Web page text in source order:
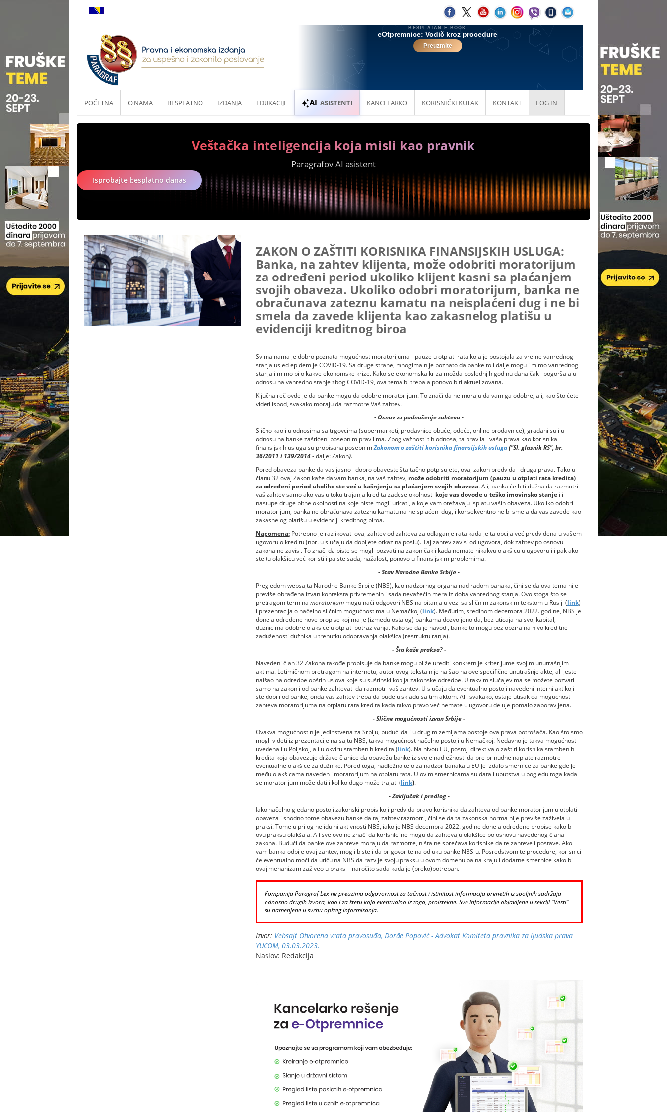
POČETNA O NAMA BESPLATNO IZDANJA EDUKACIJE ASISTENTI KANCELARKO KORISNIČKI KUTAK KONTAKT LOG IN
Veštačka inteligencija koja misli kao pravnik
Paragrafov AI asistent
Isprobajte besplatno danas
ZAKON O ZAŠTITI KORISNIKA FINANSIJSKIH USLUGA:
Banka, na zahtev klijenta, može odobriti moratorijum
za određeni period ukoliko klijent kasni sa plaćanjem
svojih obaveza. Ukoliko odobri moratorijum, banka ne
obračunava zateznu kamatu na neisplaćeni dug i ne bi
smela da zavede klijenta kao zakasnelog platišu u
evidenciji kreditnog biroa
Svima nama je dobro poznata mogućnost moratorijuma - pauze u otplati rata koja je postojala za vreme vanrednog
stanja usled epidemije COVID-19. Sa druge strane, mnogima nije poznato da banke to i dalje mogu i mimo vanrednog
stanja i mimo bilo kakve ekonomske krize. Kako se ekonomska kriza možda poslednjih godinu dana čak i pogoršala u
odnosu na vanredno stanje zbog COVID-19, ova tema bi trebala ponovo biti aktuelizovana.
Ključna reč ovde je da banke mogu da odobre moratorijum. To znači da ne moraju da vam ga odobre, ali, kao što ćete
videti ispod, svakako moraju da razmotre Vaš zahtev.
- Osnov za podnošenje zahteva -
Slično kao i u odnosima sa trgovcima (supermarketi, prodavnice obuće, odeće, online prodavnice), građani su i u
odnosu na banke zaštićeni posebnim pravilima. Zbog važnosti tih odnosa, ta pravila i vaša prava kao korisnika
finansijskih usluga su propisana posebnimZakonom o zaštiti korisnika finansijskih usluga("Sl. glasnik RS", br.
36/2011 i 139/2014- dalje: Zakon).
Pored obaveza banke da vas jasno i dobro obaveste šta tačno potpisujete, ovaj zakon predviđa i druga prava. Tako u
članu 32 ovaj Zakon kaže da vam banka, na vaš zahtev, može odobriti moratorijum (pauzu u otplati rata kredita)
za određeni period ukoliko ste već u kašnjenju sa plaćanjem svojih obaveza. Ali, banka će biti dužna da razmotri
vaš zahtev samo ako vas u toku trajanja kredita zadese okolnosti koje vas dovode u teško imovinsko stanjeili
nastupe druge bitne okolnosti na koje niste mogli uticati, a koje vam otežavaju isplatu vaših obaveza. Ukoliko odobri
moratorijum, banka ne obračunava zateznu kamatu na neisplaćeni dug, i konsekventno ne bi smela da vas zavede kao
zakasnelog platišu u evidenciji kreditnog biroa.
Napomena:Potrebno je razlikovati ovaj zahtev od zahteva za odlaganje rata kada je ta opcija već predviđena u vašem
ugovoru o kreditu (npr. u slučaju da dobijete otkaz na poslu). Taj zahtev zavisi od ugovora, dok zahtev po osnovu
zakona ne zavisi. To znači da biste se mogli pozvati na zakon čak i kada nemate nikakvu olakšicu u ugovoru ili pak ako
ste tu olakšicu već koristili pa ste sada, nažalost, ponovo u finansijskim problemima.
- Stav Narodne Banke Srbije -
Pregledom websajta Narodne Banke Srbije (NBS), kao nadzornog organa nad radom banaka, čini se da ova tema nije
previše obrađena izvan konteksta privremenih i sada nevažećih mera iz doba vanrednog stanja. Ovo stoga što se
pretragom termina moratorijummogu naći odgovori NBS na pitanja u vezi sa sličnim zakonskim tekstom u Rusiji (link)
i prezentacija o načelno sličnim mogućnostima u Nemačkoj (link). Međutim, sredinom decembra 2022. godine, NBS je
donela određene nove propise kojima je (između ostalog) bankama dozvoljeno da, bez uticaja na svoj kapital,
dužnicima odobre olakšice u otplati potraživanja. Kako se dalje navodi, banke to mogu bez obzira na nivo kreditne
zaduženosti dužnika u trenutku odobravanja olakšica (restruktuiranja).
- Šta kaže praksa? -
Navedeni član 32 Zakona takođe propisuje da banke mogu bliže urediti konkretnije kriterijume svojim unutrašnjim
aktima. Letimičnom pretragom na internetu, autor ovog teksta nije naišao na ove specifične unutrašnje akte, ali jeste
naišao na odredbe opštih uslova koje su suštinski kopija zakonske odredbe. U takvim slučajevima se možete pozvati
samo na zakon i od banke zahtevati da razmotri vaš zahtev. U slučaju da eventualno postoji navedeni interni akt koji
ste dobili od banke, onda vaš zahtev treba da bude u skladu sa tim aktom. Ali, svakako, ostaje utisak da mogućnost
zahteva moratorijuma na otplatu rata kredita kada takvo pravo već nemate u ugovoru deluje pomalo zaboravljena.
- Slične mogućnosti izvan Srbije -
Ovakva mogućnost nije jedinstvena za Srbiju, budući da i u drugim zemljama postoje ova prava potrošača. Kao što smo
mogli videti iz prezentacije na sajtu NBS, takva mogućnost načelno postoji u Nemačkoj. Nedavno je takva mogućnost
uvedena i u Poljskoj, ali u okviru stambenih kredita (link). Na nivou EU, postoji direktiva o zaštiti korisnika stambenih
kredita koja obavezuje države članice da obavežu banke iz svoje nadležnosti da pre prinudne naplate razmotre i
eventualne olakšice za dužnike. Pored toga, nadležno telo za nadzor banaka u EU je izdalo smernice za banke gde je
među olakšicama naveden i moratorijum na otplatu rata. U ovim smernicama su data i uputstva u pogledu toga kada
se moratorijum može dati i koliko dugo može trajati (link).
- Zaključak i predlog -
Iako načelno gledano postoji zakonski propis koji predviđa pravo korisnika da zahteva od banke moratorijum u otplati
obaveza i shodno tome obavezu banke da taj zahtev razmotri, čini se da ta zakonska norma nije previše zaživela u
praksi. Tome u prilog ne idu ni aktivnosti NBS, iako je NBS decembra 2022. godine donela određene propise kako bi
ovu praksu olakšala. Ali sve ovo ne znači da korisnici ne mogu da zahtevaju olakšice po osnovu navedenog člana
zakona. Budući da banke ove zahteve moraju da razmotre, ništa ne sprečava korisnike da te zahteve i postave. Ako
vam banka odbije ovaj zahtev, mogli biste i da prigovorite na odluku banke NBS-u. Posredstvom te procedure, korisnici
će eventualno moći da utiču na NBS da razvije svoju praksu u ovom domenu pa na kraju i dodatne smernice kako bi
ovaj mehanizam zaživeo u praksi - naročito sada kada je (preko)potreban.
Kompanija Paragraf Lex ne preuzima odgovornost za tačnost i istinitost informacija prenetih iz spoljnih sadržaja
odnosno drugih izvora, kao i za štetu koja eventualno iz toga, proistekne. Sve informacije objavljene u sekciji "Vesti"
su namenjene u svrhu opšteg informisanja.
Izvor: Vebsajt Otvorena vrata pravosuđa, Đorđe Popović - Advokat Komiteta pravnika za ljudska prava
YUCOM, 03.03.2023.
Naslov: Redakcija